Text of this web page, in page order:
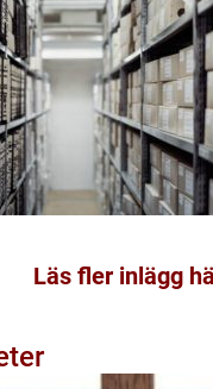
Läs fler inlägg